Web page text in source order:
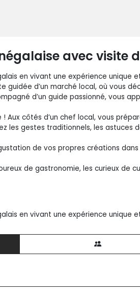
avec visite
en vivant une expérience unique
guidée d’un marché local, où vous
d’un guide passionné, vous
Aux côtés d’un chef local, vous
les gestes traditionnels, les
de vos propres créations
de gastronomie, les curieux de
en vivant une expérience unique